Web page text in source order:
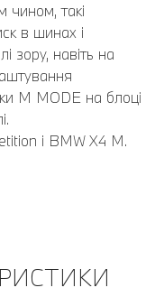
чином, такі
в шинах і
зору, навіть на
M MODE на блоці
і BMW X4 M.
вид,
а також допоміжну
гальмування
паркування з
та асистент